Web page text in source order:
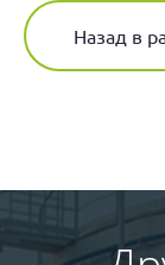
Назад в